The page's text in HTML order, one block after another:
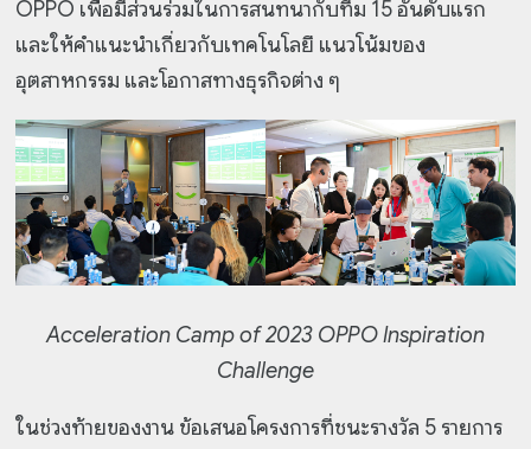
OPPO เพื่อมีส่วนร่วมในการสนทนากับทีม 15 อันดับแรก
และให้คำแนะนำเกี่ยวกับเทคโนโลยี แนวโน้มของ
อุตสาหกรรม และโอกาสทางธุรกิจต่าง ๆ
Acceleration Camp of 2023 OPPO Inspiration
Challenge
ในช่วงท้ายของงาน ข้อเสนอโครงการที่ชนะรางวัล 5 รายการ